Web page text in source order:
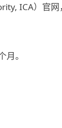
ICA）官网
。